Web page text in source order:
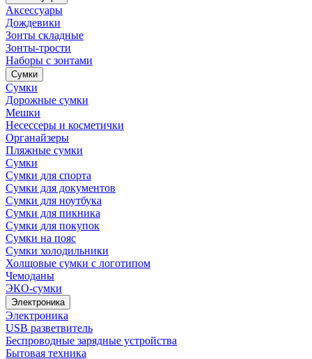
Аксессуары
Дождевики
Зонты складные
Зонты-трости
Наборы с зонтами
Сумки
Сумки
Дорожные сумки
Мешки
Несессеры и косметички
Органайзеры
Пляжные сумки
Сумки
Сумки для спорта
Сумки для документов
Сумки для ноутбука
Сумки для пикника
Сумки для покупок
Сумки на пояс
Сумки холодильники
Холщовые сумки с логотипом
Чемоданы
ЭКО-сумки
Электроника
Электроника
USB разветвитель
Беспроводные зарядные устройства
Бытовая техника